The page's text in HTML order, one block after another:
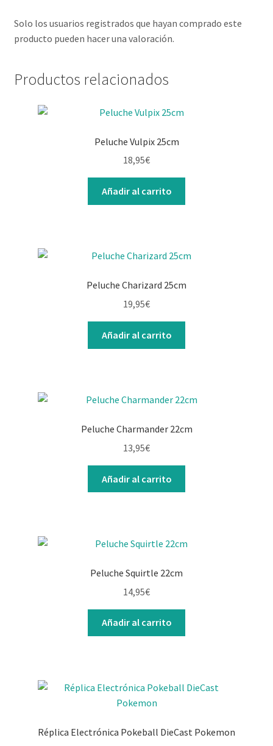
Solo los usuarios registrados que hayan comprado este
producto pueden hacer una valoración.
Productos relacionados
Peluche Vulpix 25cm
18,95€
Añadir al carrito
Peluche Charizard 25cm
19,95€
Añadir al carrito
Peluche Charmander 22cm
13,95€
Añadir al carrito
Peluche Squirtle 22cm
14,95€
Añadir al carrito
Réplica Electrónica Pokeball DieCast Pokemon